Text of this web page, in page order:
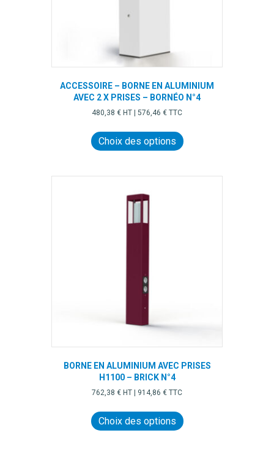
ACCESSOIRE – BORNE EN ALUMINIUM
AVEC 2 X PRISES – BORNÉO N°4
480,38 € HT | 576,46 € TTC
Choix des options
produit
variations.
BORNE EN ALUMINIUM AVEC PRISES
H1100 – BRICK N°4
762,38 € HT | 914,86 € TTC
Choix des options
produit